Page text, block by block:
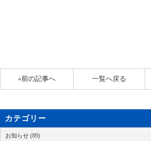
«前の記事へ 一覧へ戻る
カテゴリー
お知らせ (89)